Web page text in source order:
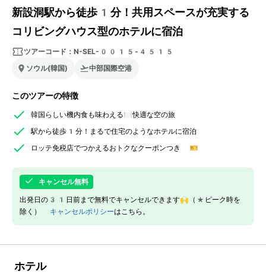
新設洞駅から徒歩1分！共用スペースが充実する
コリビングハウス型のホテルに宿泊
ツアーコード： N-SEL-0015-4515
ソウル(韓国)
中部国際空港
このツアーの特徴
韓国らしい機内食も味わえる🍽️快適な空の旅
駅から徒歩1分！まるで住宅のようなホテルに宿泊
ロッテ免税店でつかえるおトクなクーポンつき 🎫
キャンセル無料
出発日の31日前まで無料でキャンセルできます🙌（*ピーク時を
除く） キャンセルポリシーはこちら。
ホテル